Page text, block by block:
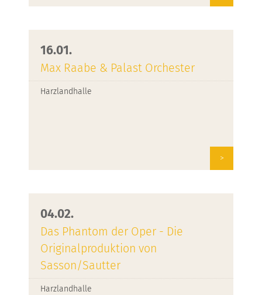
16.01.
Max Raabe & Palast Orchester
Harzlandhalle
>
04.02.
Das Phantom der Oper - Die
Originalproduktion von
Sasson/Sautter
Harzlandhalle